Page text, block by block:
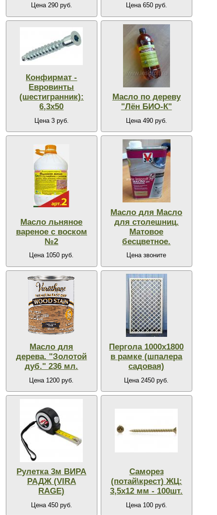
Цена 290 руб. Цена 650 руб.
Конфирмат -
Евровинты
(шестигранник):
6,3х50
Цена 3 руб.
Масло по дереву
"Лён БИО-К"
Цена 490 руб.
Масло льняное
вареное с воском
№2
Цена 1050 руб.
Масло для Масло
для столешниц.
Матовое
бесцветное.
Цена звоните
Масло для
дерева. "Золотой
дуб." 236 мл.
Цена 1200 руб.
Пергола 1000х1800
в рамке (шпалера
садовая)
Цена 2450 руб.
Рулетка 3м ВИРА
РАДЖ (VIRA
RAGE)
Цена 450 руб.
Саморез
(потай\крест) ЖЦ:
3,5х12 мм - 100шт.
Цена 100 руб.